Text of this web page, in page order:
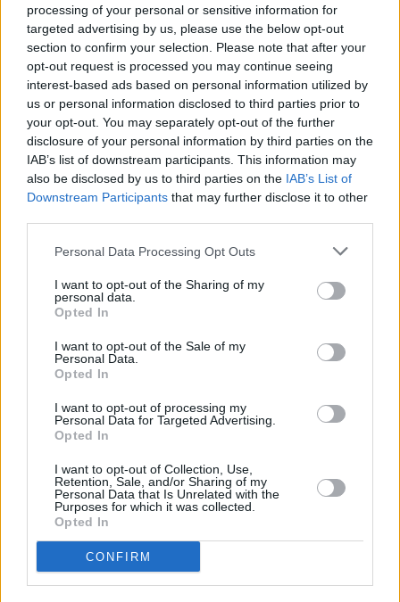
processing of your personal or sensitive information for
targeted advertising by us, please use the below opt-out
section to confirm your selection. Please note that after your
opt-out request is processed you may continue seeing
interest-based ads based on personal information utilized by
us or personal information disclosed to third parties prior to
your opt-out. You may separately opt-out of the further
disclosure of your personal information by third parties on the
IAB’s list of downstream participants. This information may
also be disclosed by us to third parties on the IAB’s List of
Downstream Participants that may further disclose it to other
Personal Data Processing Opt Outs
I want to opt-out of the Sharing of my
personal data.
Opted In
I want to opt-out of the Sale of my
Personal Data.
Opted In
I want to opt-out of processing my
Personal Data for Targeted Advertising.
Opted In
I want to opt-out of Collection, Use,
Retention, Sale, and/or Sharing of my
Personal Data that Is Unrelated with the
Purposes for which it was collected.
Opted In
CONFIRM
Refescar
PUBLICIDAD
Lo más leído
Bustamante,
Muchachito
Bombo Infierno
Tiñosa & Más